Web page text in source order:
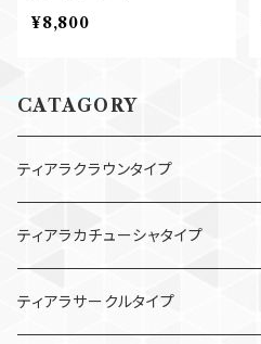
¥8,800
CATAGORY
ティアラクラウンタイプ
ティアラカチューシャタイプ
ティアラサークルタイプ